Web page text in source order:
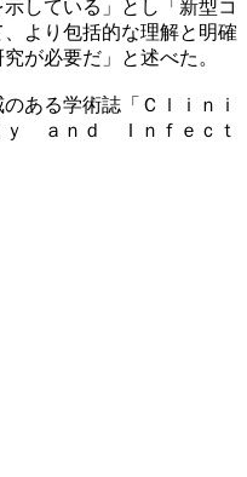
している」とし「新型コ
より包括的な理解と明確
が必要だ」と述べた。
ある学術誌「Ｃｌｉｎｉ
ｙ ａｎｄ Ｉｎｆｅｃｔ